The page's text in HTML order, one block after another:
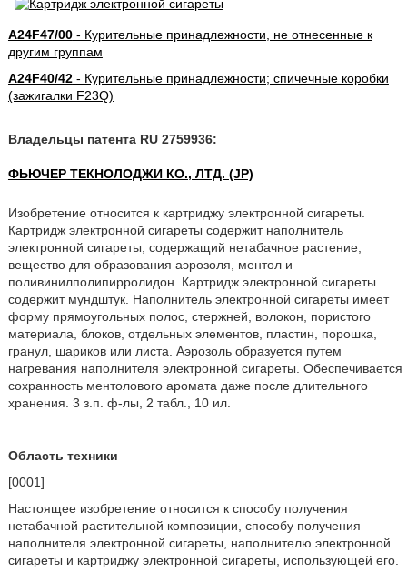
A24F47/00- Курительные принадлежности, не отнесенные к
другим группам
A24F40/42- Курительные принадлежности; спичечные коробки
(зажигалки F23Q)
Владельцы патента RU 2759936:
ФЬЮЧЕР ТЕКНОЛОДЖИ КО., ЛТД. (JP)
Изобретение относится к картриджу электронной сигареты.
Картридж электронной сигареты содержит наполнитель
электронной сигареты, содержащий нетабачное растение,
вещество для образования аэрозоля, ментол и
поливинилполипирролидон. Картридж электронной сигареты
содержит мундштук. Наполнитель электронной сигареты имеет
форму прямоугольных полос, стержней, волокон, пористого
материала, блоков, отдельных элементов, пластин, порошка,
гранул, шариков или листа. Аэрозоль образуется путем
нагревания наполнителя электронной сигареты. Обеспечивается
сохранность ментолового аромата даже после длительного
хранения. 3 з.п. ф-лы, 2 табл., 10 ил.
Область техники
[0001]
Настоящее изобретение относится к способу получения
нетабачной растительной композиции, способу получения
наполнителя электронной сигареты, наполнителю электронной
сигареты и картриджу электронной сигареты, использующей его.